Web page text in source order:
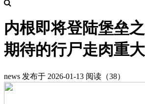
内根即将登陆堡垒
期待的行尸走肉重
news 发布于 2026-01-13 阅读（38）